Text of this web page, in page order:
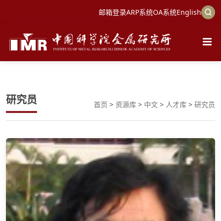
邮箱登录ARP系统OA系统English
研究员 首页 > 资源库 > 中文 > 人才库 > 研究员